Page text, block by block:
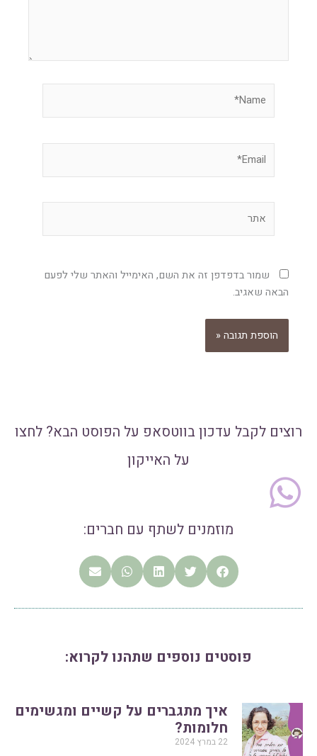
שמור בדפדפן זה את השם, האימייל והאתר שלי לפעם
הבאה שאגיב.
רוצים לקבל עדכון בווטסאפ על הפוסט הבא? לחצו
על האייקון
מוזמנים לשתף עם חברים:
פוסטים נוספים שתהנו לקרוא:
איך מתגברים על קשיים ומגשימים
חלומות?
22 במרץ 2024